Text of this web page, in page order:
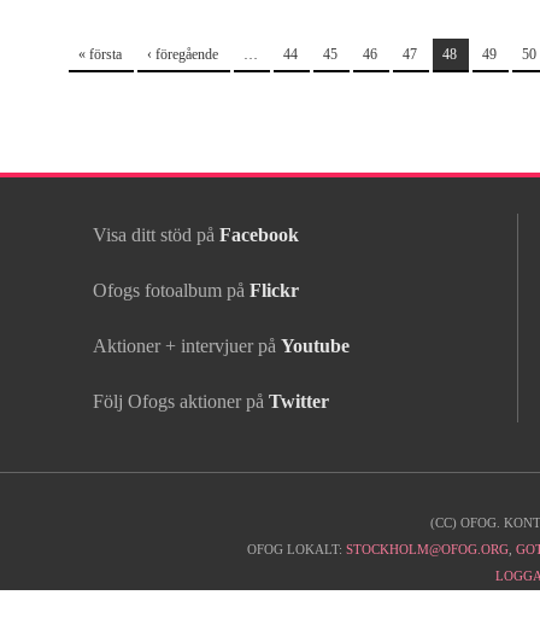
Sidor« första ‹ föregående … 44 45 46 47 48 49 50
Visa ditt stöd på Facebook
Ofogs fotoalbum på Flickr
Aktioner + intervjuer på Youtube
Följ Ofogs aktioner på Twitter
(CC) OFOG.
OFOG LOKALT:STOCKHOLM@OFOG.ORG ,